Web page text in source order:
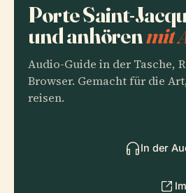
Porte Saint-
und anhörenmit
Audio-Guide in der Tasche,
Browser. Gemacht für die
reisen.
In der